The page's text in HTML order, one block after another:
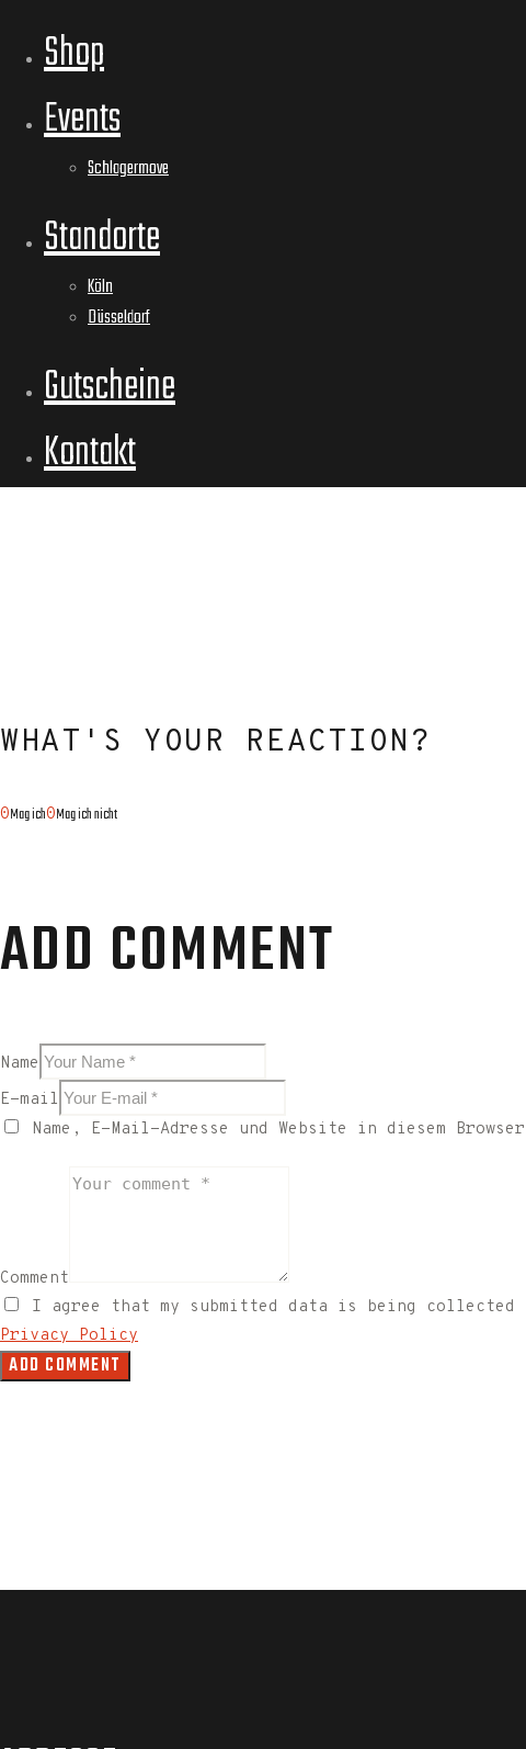
Shop
Events
Schlagermove
Standorte
Köln
Düsseldorf
Gutscheine
Kontakt
WHAT'S YOUR REACTION?
0Mag ich0Mag ich nicht
ADD COMMENT
Name
E-mail
Name, E-Mail-Adresse und Website in diesem
Comment
I agree that my submitted data is being
Privacy Policy